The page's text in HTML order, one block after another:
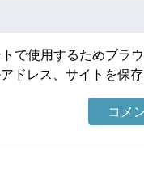
で使用するためブラ
ドレス、サイトを保存